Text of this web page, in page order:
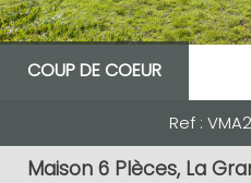
Critères
COUP DE COEUR
Ref :
Maison 6 PIèces, La